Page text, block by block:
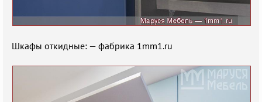
Шкафы откидные: — фабрика 1mm1.ru